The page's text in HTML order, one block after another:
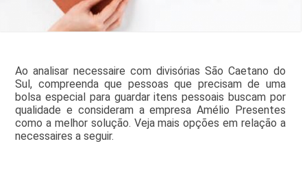
Ao analisar necessaire com divisórias São Caetano do
Sul, compreenda que pessoas que precisam de uma
bolsa especial para guardar itens pessoais buscam por
qualidade e consideram a empresa Amélio Presentes
como a melhor solução. Veja mais opções em relação a
necessaires a seguir.